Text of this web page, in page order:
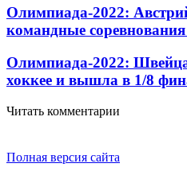
Олимпиада-2022:
командные
Олимпиада-2022:
хоккее и вышла в 1/8
Читать комментарии
Полная версия сайта